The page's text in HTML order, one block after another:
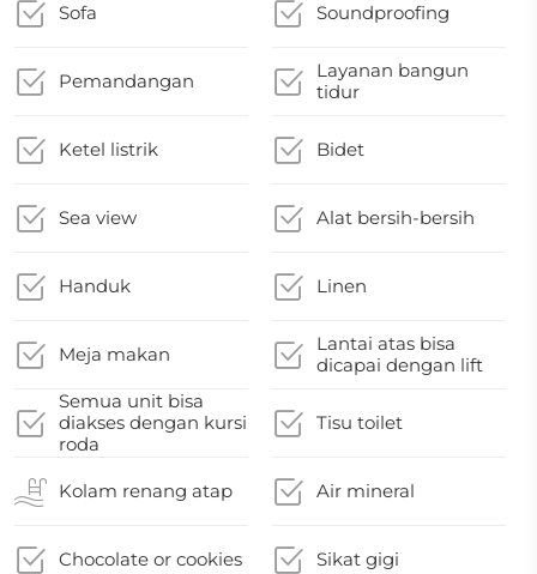
Sofa Soundproofing
Pemandangan
Layanan bangun
tidur
Ketel listrik Bidet
Sea view Alat bersih-bersih
Handuk Linen
Meja makan
Lantai atas bisa
dicapai dengan lift
Semua unit bisa
diakses dengan kursi
roda
Tisu toilet
Kolam renang atap Air mineral
Chocolate or cookies Sikat gigi